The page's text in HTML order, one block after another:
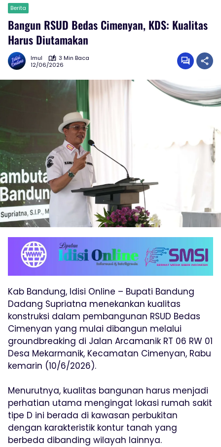
Berita
Bangun RSUD Bedas Cimenyan, KDS: Kualitas
Harus Diutamakan
Imul
3 Min Baca
12/06/2026
Kab Bandung, Idisi Online – Bupati Bandung
Dadang Supriatna menekankan kualitas
konstruksi dalam pembangunan RSUD Bedas
Cimenyan yang mulai dibangun melalui
groundbreaking di Jalan Arcamanik RT 06 RW 01
Desa Mekarmanik, Kecamatan Cimenyan, Rabu
kemarin (10/6/2026).
Menurutnya, kualitas bangunan harus menjadi
perhatian utama mengingat lokasi rumah sakit
tipe D ini berada di kawasan perbukitan
dengan karakteristik kontur tanah yang
berbeda dibanding wilayah lainnya.